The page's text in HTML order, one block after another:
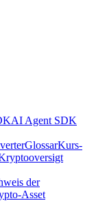
AI Agent SDK
GlossarKurs-
der
Asset